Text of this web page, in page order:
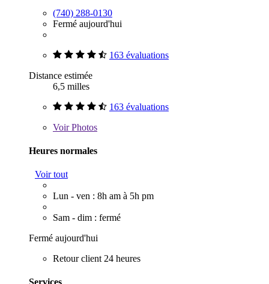
(740) 288-0130
Fermé aujourd'hui
163 évaluations
Distance estimée
6,5 milles
163 évaluations
VoirPhotos
Heures normales
Voir tout
Lun - ven : 8h am à 5h pm
Sam - dim : fermé
Fermé aujourd'hui
Retour client 24 heures